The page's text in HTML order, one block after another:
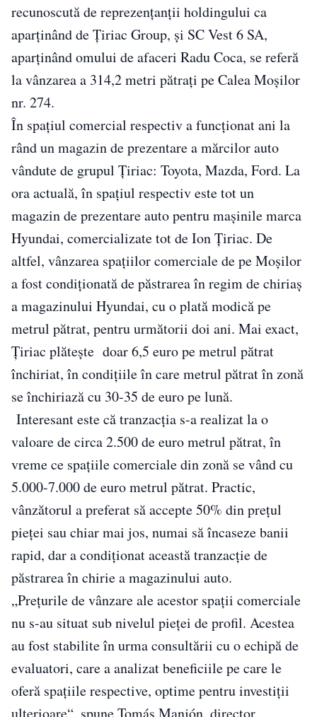
recunoscută de reprezențanții holdingului ca
aparținând de Țiriac Group, și SC Vest 6 SA,
aparținând omului de afaceri Radu Coca, se referă
la vânzarea a 314,2 metri pătrați pe Calea Moșilor
nr. 274.
În spațiul comercial respectiv a funcționat ani la
rând un magazin de prezentare a mărcilor auto
vândute de grupul Țiriac: Toyota, Mazda, Ford. La
ora actuală, în spațiul respectiv este tot un
magazin de prezentare auto pentru mașinile marca
Hyundai, comercializate tot de Ion Țiriac. De
altfel, vânzarea spațiilor comerciale de pe Moșilor
a fost condiționată de păstrarea în regim de chiriaș
a magazinului Hyundai, cu o plată modică pe
metrul pătrat, pentru următorii doi ani. Mai exact,
Țiriac plătește doar 6,5 euro pe metrul pătrat
închiriat, în condițiile în care metrul pătrat în zonă
se închiriază cu 30-35 de euro pe lună.
Interesant este că tranzacţia s-a realizat la o
valoare de circa 2.500 de euro metrul pătrat, în
vreme ce spațiile comerciale din zonă se vând cu
5.000-7.000 de euro metrul pătrat. Practic,
vânzătorul a preferat să accepte 50% din prețul
pieței sau chiar mai jos, numai să încaseze banii
rapid, dar a condiționat această tranzacție de
păstrarea în chirie a magazinului auto.
„Prețurile de vânzare ale acestor spații comerciale
nu s-au situat sub nivelul pieței de profil. Acestea
au fost stabilite în urma consultării cu o echipă de
evaluatori, care a analizat beneficiile pe care le
oferă spațiile res­pective, optime pentru investiții
ulterioare“, spune Tomás Manjón, director